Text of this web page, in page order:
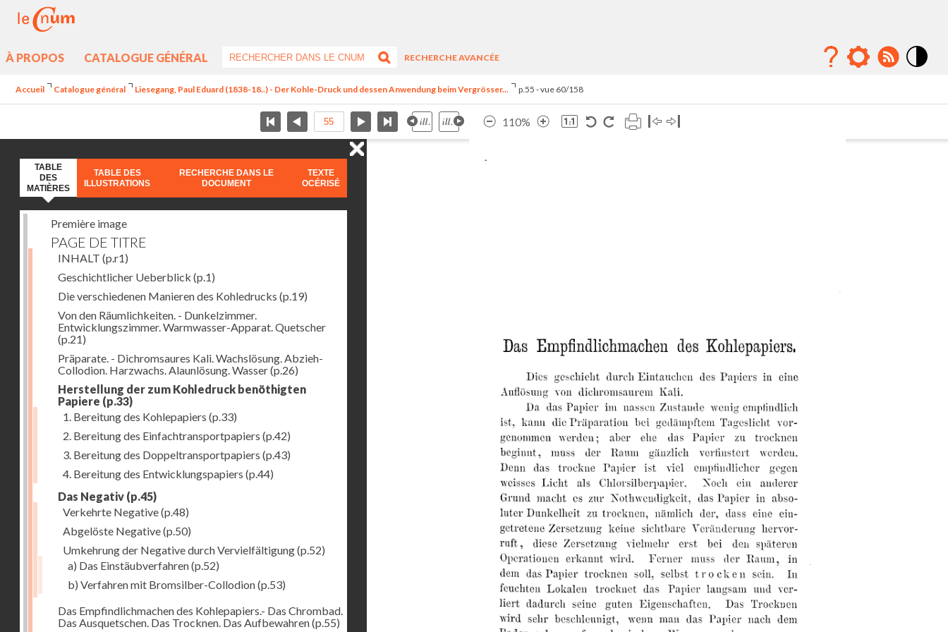
À PROPOS CATALOGUE GÉNÉRAL
RECHERCHE AVANCÉE
Accueil Catalogue général Liesegang, Paul Eduard (1838-18..) - Der Kohle-Druck und dessen Anwendung beim Vergrösser... p.55 - vue 60/158
110%
TABLE
DES
MATIÈRES
TABLE DES
ILLUSTRATIONS
RECHERCHE DANS LE
DOCUMENT
TEXTE
OCÉRISÉ
Première image
PAGE DE TITRE
INHALT (p.r1)
Geschichtlicher Ueberblick (p.1)
Die verschiedenen Manieren des Kohledrucks (p.19)
Von den Räumlichkeiten. - Dunkelzimmer.
Entwicklungszimmer. Warmwasser-Apparat. Quetscher
(p.21)
Präparate. - Dichromsaures Kali. Wachslösung. Abzieh-
Collodion. Harzwachs. Alaunlösung. Wasser(p.26)
Herstellung der zum Kohledruck benöthigten
Papiere (p.33)
1. Bereitung des Kohlepapiers (p.33)
2. Bereitung des Einfachtransportpapiers (p.42)
3. Bereitung des Doppeltransportpapiers (p.43)
4. Bereitung des Entwicklungspapiers (p.44)
Das Negativ (p.45)
Verkehrte Negative(p.48)
Abgelöste Negative(p.50)
Umkehrung der Negative durch Vervielfältigung(p.52)
a) Das Einstäubverfahren(p.52)
b) Verfahren mit Bromsilber-Collodion(p.53)
Das Empfindlichmachen des Kohlepapiers.- Das Chrombad.
Das Ausquetschen. Das Trocknen. Das Aufbewahren(p.55)